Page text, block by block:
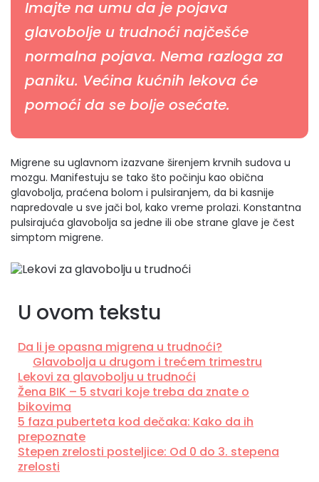
Imajte na umu da je pojava
glavobolje u trudnoći najčešće
normalna pojava. Nema razloga za
paniku. Većina kućnih lekova će
pomoći da se bolje osećate.
Migrene su uglavnom izazvane širenjem krvnih sudova u
mozgu. Manifestuju se tako što počinju kao obična
glavobolja, praćena bolom i pulsiranjem, da bi kasnije
napredovale u sve jači bol, kako vreme prolazi. Konstantna
pulsirajuća glavobolja sa jedne ili obe strane glave je čest
simptom migrene.
U ovom tekstu
Da li je opasna migrena u trudnoći?
Glavobolja u drugom i trećem trimestru
Lekovi za glavobolju u trudnoći
Žena BIK – 5 stvari koje treba da znate o
bikovima
5 faza puberteta kod dečaka: Kako da ih
prepoznate
Stepen zrelosti posteljice: Od 0 do 3. stepena
zrelosti